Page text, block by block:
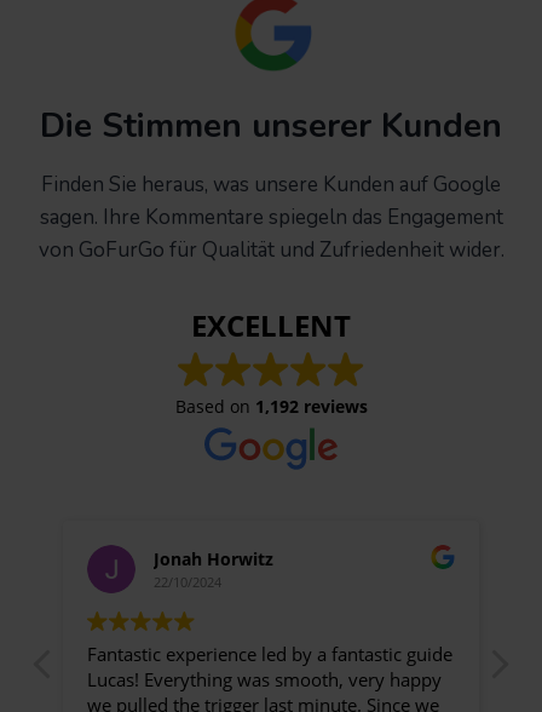
Die Stimmen unserer Kunden
Finden Sie heraus, was unsere Kunden auf Google
sagen. Ihre Kommentare spiegeln das Engagement
von GoFurGo für Qualität und Zufriedenheit wider.
EXCELLENT
Based on 1,192 reviews
Jonah Horwitz
22/10/2024
Fantastic experience led by a fantastic guide
Lucas! Everything was smooth, very happy
we pulled the trigger last minute. Since we